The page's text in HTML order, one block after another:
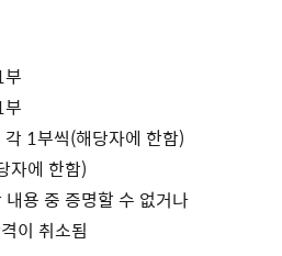
1부씩(해당자에 한함)
자에 한함)
용 중 증명할 수 없거나
이 취소됨